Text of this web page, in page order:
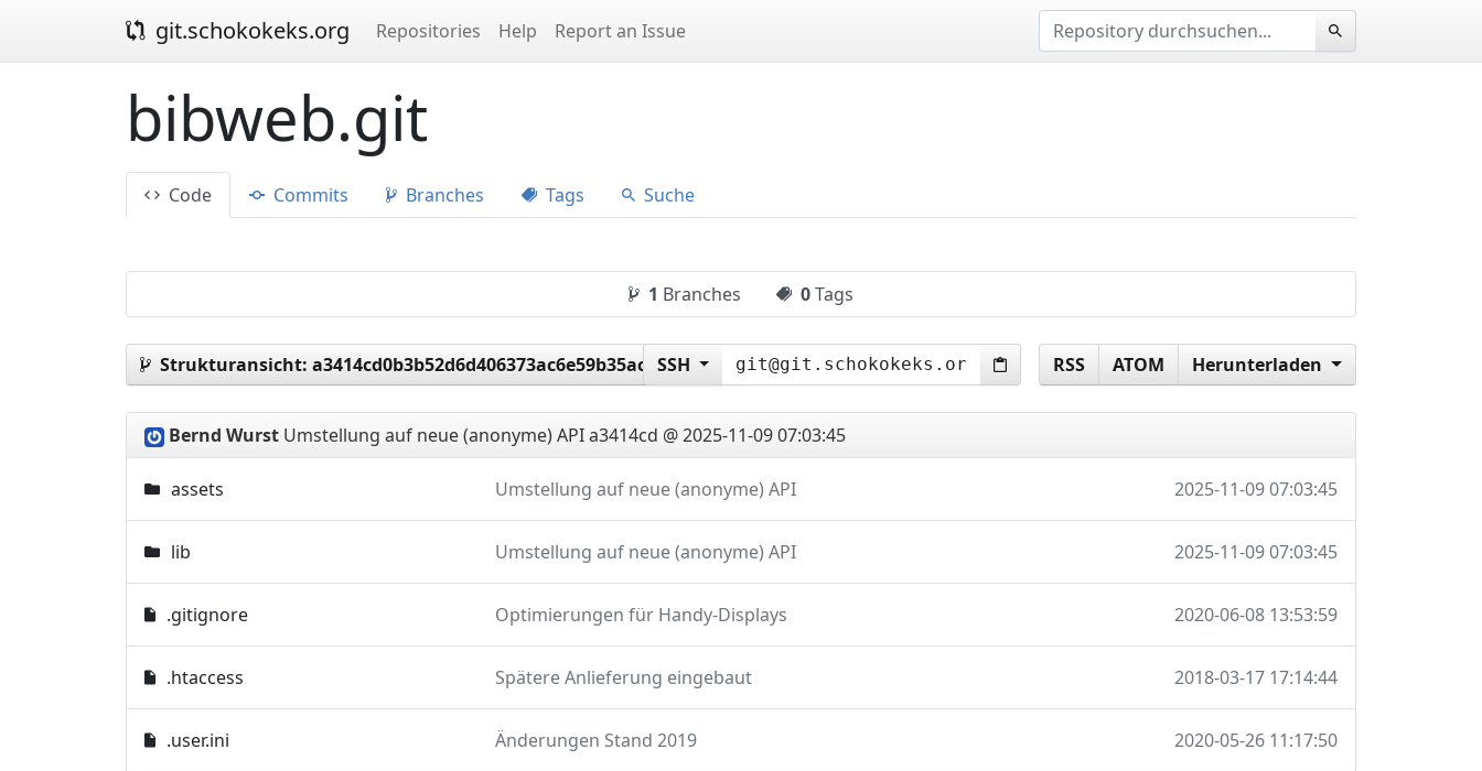
git.schokokeks.org Repositories Help Report an Issue
bibweb.git
Code Commits Branches Tags Suche
1 Branches 0Tags
Strukturansicht: a3414cd0b3b52d6d406373ac6e59b35ac2a77fe5
SSH RSS ATOM Herunterladen
Bernd Wurst Umstellung auf neue (anonyme) APIa3414cd @ 2025-11-09 07:03:45
assets Umstellung auf neue (anonyme) API 2025-11-09 07:03:45
lib Umstellung auf neue (anonyme) API 2025-11-09 07:03:45
.gitignore Optimierungen für Handy-Displays 2020-06-08 13:53:59
.htaccess Spätere Anlieferung eingebaut 2018-03-17 17:14:44
.user.ini Änderungen Stand 2019 2020-05-26 11:17:50